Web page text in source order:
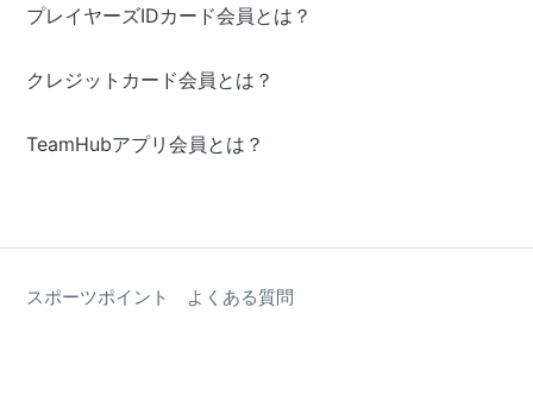
プレイヤーズIDカード会員とは？
クレジットカード会員とは？
TeamHubアプリ会員とは？
スポーツポイント よくある質問